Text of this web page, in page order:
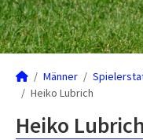
Männer
Heiko Lubrich
Heiko